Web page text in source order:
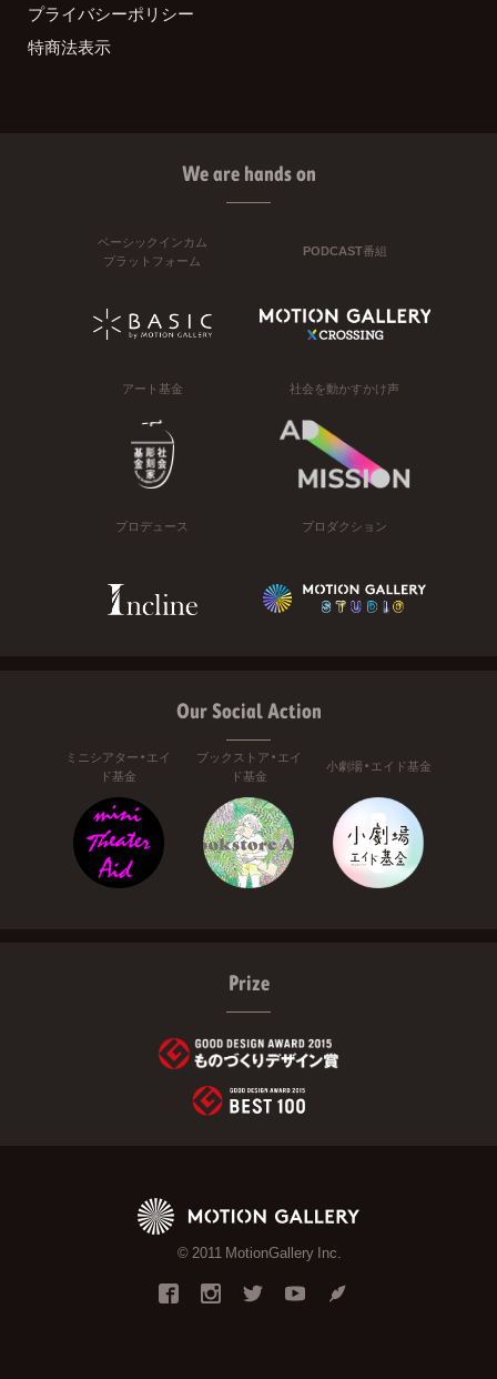
プライバシーポリシー
特商法表示
We are hands on
ベーシックインカム
プラットフォーム
PODCAST番組
アート基金 社会を動かすかけ声
プロデュース プロダクション
Our Social Action
ミニシアター・エイ
ド基金
ブックストア・エイ
ド基金
小劇場・エイド基金
Prize
© 2011 MotionGallery Inc.